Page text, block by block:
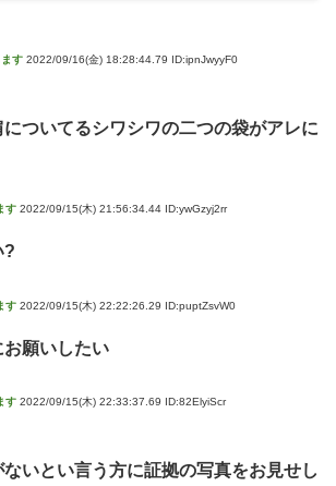
す 2022/09/16(金) 18:28:44.79 ID:ipnJwyyF0
ついてるシワシワの二つの袋がアレに
す 2022/09/15(木) 21:56:34.44 ID:ywGzyj2rr
?
す 2022/09/15(木) 22:22:26.29 ID:puptZsvW0
願いしたい
す 2022/09/15(木) 22:33:37.69 ID:82ElyiScr
ないとい言う方に証拠の写真をお見せし